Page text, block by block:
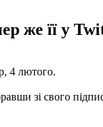
же її у
4 лютого.
зі свого